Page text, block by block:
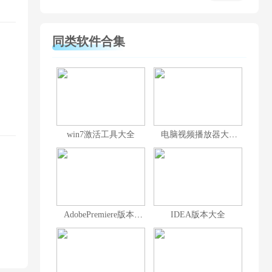
同类软件合集
win7激活工具大全 电脑视频播放器大全
AdobePremiere版本大全 IDEA版本大全